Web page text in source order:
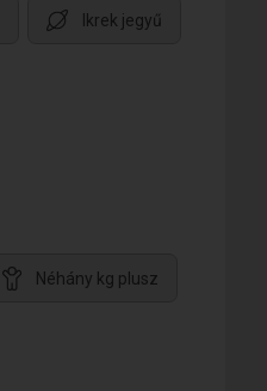
Ikrek jegyű
Néhány kg plusz